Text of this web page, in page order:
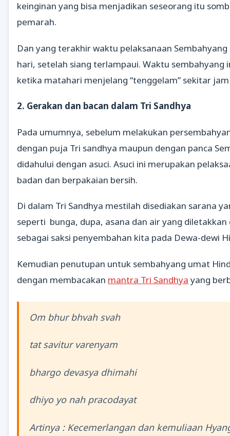
keinginan yang bisa menjadikan seseorang itu
pemarah.
Dan yang terakhir waktu pelaksanaan Sembahyang
hari, setelah siang terlampaui. Waktu sembahyang
ketika matahari menjelang “tenggelam” sekitar
2. Gerakan dan bacan dalam Tri Sandhya
Pada umumnya, sebelum melakukan
dengan puja Tri sandhya maupun dengan panca
didahului dengan asuci. Asuci ini merupakan
badan dan berpakaian bersih.
Di dalam Tri Sandhya mestilah disediakan sarana
seperti bunga, dupa, asana dan air yang
sebagai saksi penyembahan kita pada Dewa-dewi
Kemudian penutupan untuk sembahyang umat
dengan membacakan mantra Tri Sandhya yang
Om bhur bhvah svah
tat savitur varenyam
bhargo devasya dhimahi
dhiyo yo nah pracodayat
Artinya : Kecemerlangan dan kemuliaan